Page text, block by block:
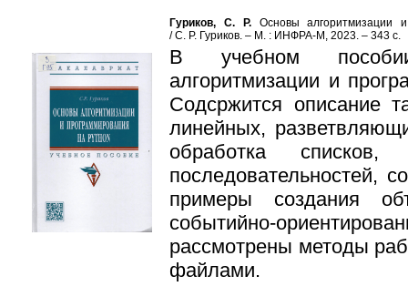
Гуриков, С. Р.Основы алгоритмизации
/ С. Р. Гуриков. – М. : ИНФРА-М, 2023. – 343 с.
В учебном
алгоритмизации и
Содсржится описание
линейных,
обработка
последовательностей,
примеры создания
событийно-
рассмотрены методы
файлами.